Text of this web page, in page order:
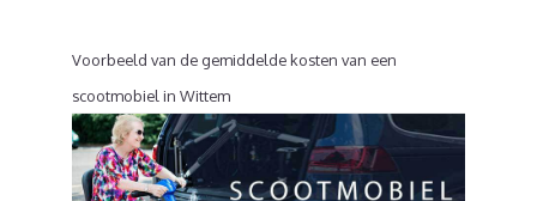
Voorbeeld van de gemiddelde kosten van een
scootmobiel in Wittem